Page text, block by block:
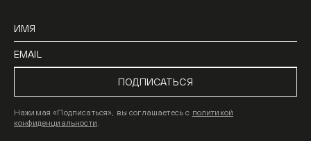
ПОДПИСАТЬСЯ
Нажимая «Подписаться», вы соглашаетесь с политикой
конфиденциальности.